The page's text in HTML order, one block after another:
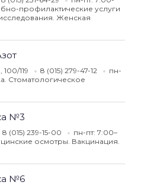
профилактические услуги
Женская
119 8 (015) 279-47-12
пн-
Стоматологическое
№3
8 (015) 239-15-00
пн-пт: 7:00–
осмотры. Вакцинация.
№6